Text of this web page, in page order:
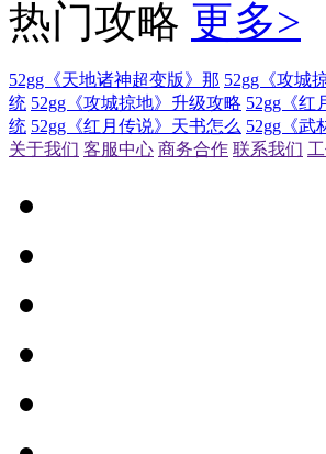
热门攻略 更多>
52gg《天地诸神超变版》那 52gg《攻城
统 52gg《攻城掠地》升级攻略 52gg《红
统 52gg《红月传说》天书怎么 52gg《武
关于我们 客服中心 商务合作 联系我们